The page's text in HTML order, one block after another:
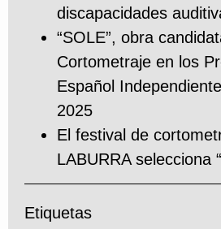
discapacidades
“SOLE”, obra
Cortometraje en los
Español
2025
El festival de
LABURRA selecciona
Etiquetas